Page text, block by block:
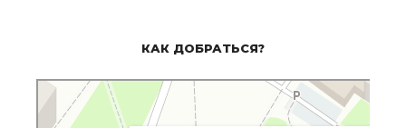
КАК ДОБРАТЬСЯ?
Церковь Троицы Живоначальной
Православный храм в Оренбурге